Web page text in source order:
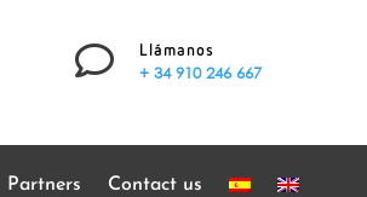
 Llámanos
+ 34 910 246 667
Partners Contact us